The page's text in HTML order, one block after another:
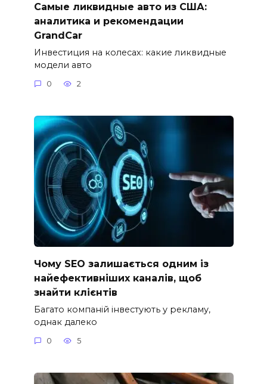
Самые ликвидные авто из США:
аналитика и рекомендации
GrandCar
Инвестиция на колесах: какие ликвидные
модели авто
0 2
Чому SEO залишається одним із
найефективніших каналів, щоб
знайти клієнтів
Багато компаній інвестують у рекламу,
однак далеко
0 5